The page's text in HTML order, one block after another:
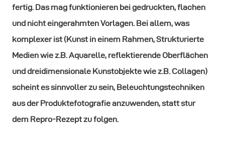
fertig. Das mag funktionieren bei gedruckten, flachen
und nicht eingerahmten Vorlagen. Bei allem, was
komplexer ist (Kunst in einem Rahmen, Strukturierte
Medien wie z.B. Aquarelle, reflektierende Oberflächen
und dreidimensionale Kunstobjekte wie z.B. Collagen)
scheint es sinnvoller zu sein, Beleuchtungstechniken
aus der Produktefotografie anzuwenden, statt stur
dem Repro-Rezept zu folgen.